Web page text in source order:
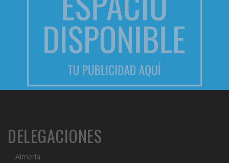
DELEGACIONES
Almería